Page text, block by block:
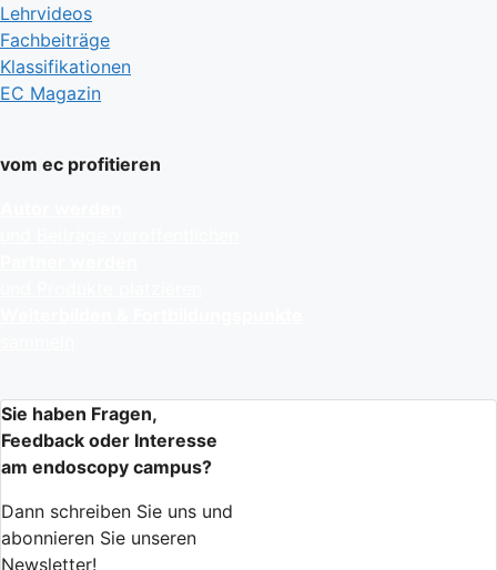
Lehrvideos
Fachbeiträge
Klassifikationen
EC Magazin
vom ec profitieren
Sie haben Fragen,
Feedback oder Interesse
am endoscopy campus?
Dann schreiben Sie uns und
abonnieren Sie unseren
Newsletter!